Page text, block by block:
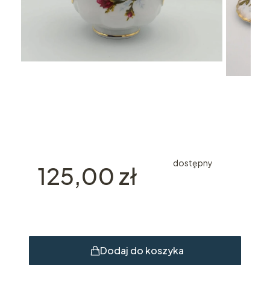
Cena
125,00 zł dostępny
Dodaj do koszyka